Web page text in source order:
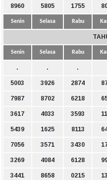
8960 5805 1755
Senin Selasa Rabu
Senin Selasa Rabu
. . .
5003 3926 2874
7987 8702 6218
3617 4033 3593
5439 1625 8113
7056 3571 3430
3269 4084 6128
3441 8658 0215